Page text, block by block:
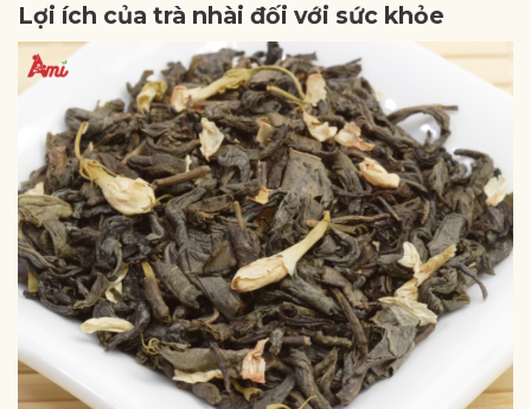
Lợi ích của trà nhài đối với sức khỏe